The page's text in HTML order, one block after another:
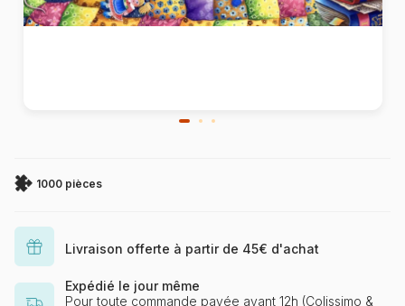
1000 pièces
Livraison offerte à partir de 45€ d'achat
Expédié le jour même
Pour toute commande payée avant 12h (Colissimo &